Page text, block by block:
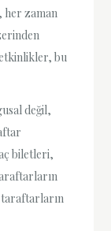
her zaman
bu
değil,
biletleri,
taraftarların